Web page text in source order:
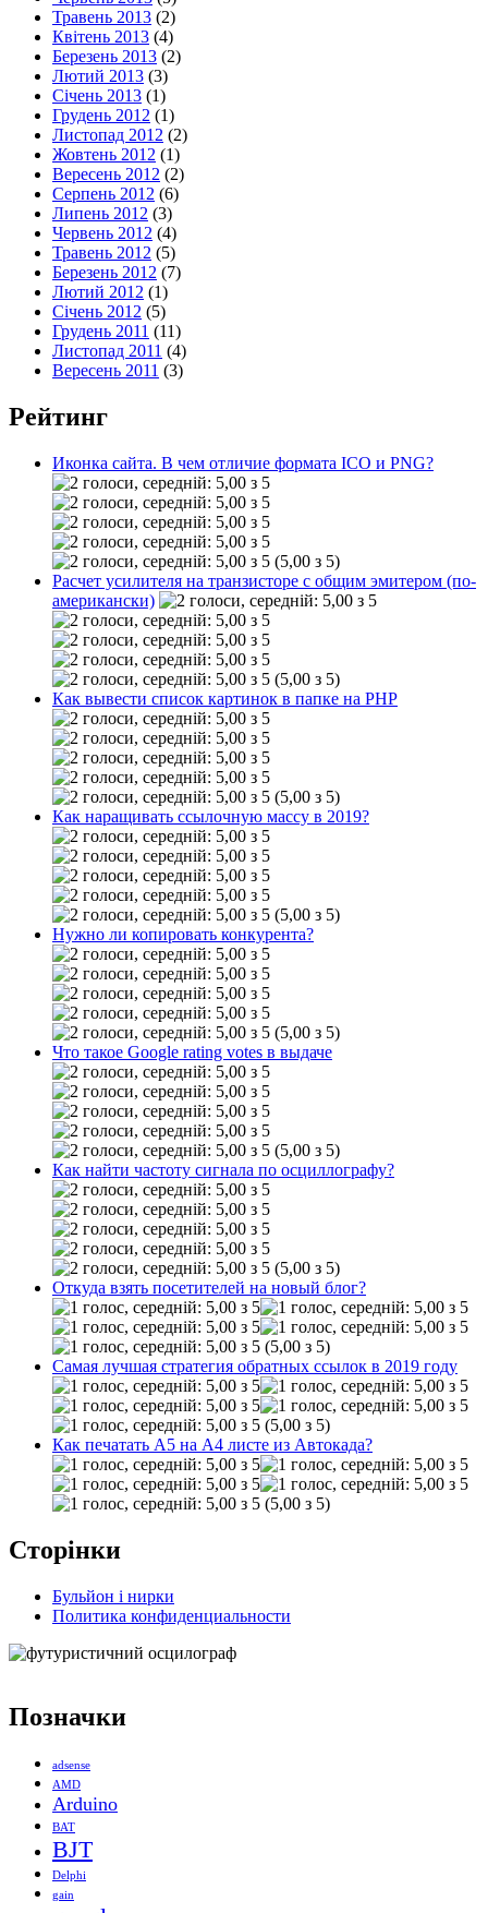
Травень 2013 (2)
Квітень 2013 (4)
Березень 2013 (2)
Лютий 2013 (3)
Січень 2013 (1)
Грудень 2012 (1)
Листопад 2012 (2)
Жовтень 2012 (1)
Вересень 2012 (2)
Серпень 2012 (6)
Липень 2012 (3)
Червень 2012 (4)
Травень 2012 (5)
Березень 2012 (7)
Лютий 2012 (1)
Січень 2012 (5)
Грудень 2011 (11)
Листопад 2011 (4)
Вересень 2011 (3)
Рейтинг
Иконка сайта. В чем отличие формата ICO и PNG?
(5,00 з 5)
Расчет усилителя на транзисторе с общим эмитером (по-
американски)
(5,00 з 5)
Как вывести список картинок в папке на РНР
(5,00 з 5)
Как наращивать ссылочную массу в 2019?
(5,00 з 5)
Нужно ли копировать конкурента?
(5,00 з 5)
Что такое Google rating votes в выдаче
(5,00 з 5)
Как найти частоту сигнала по осциллографу?
(5,00 з 5)
Откуда взять посетителей на новый блог?
(5,00 з 5)
Самая лучшая стратегия обратных ссылок в 2019 году
(5,00 з 5)
Как печатать А5 на А4 листе из Автокада?
(5,00 з 5)
Сторінки
Бульйон і нирки
Политика конфиденциальности
Позначки
adsense
AMD
Arduino
BAT
BJT
Delphi
gain